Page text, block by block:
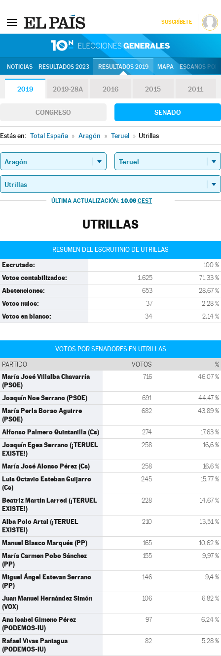
SUSCRÍBETE
NOTICIAS RESULTADOS 2023 RESULTADOS 2019 MAPA ESCAÑOS
2019 2019-28A 2016 2015 2011
CONGRESO SENADO
Estás en: Total España » Aragón » Teruel » Utrillas
ÚLTIMA ACTUALIZACIÓN: 10.09 CEST
UTRILLAS
RESUMEN DEL ESCRUTINIO DE UTRILLAS
Escrutado: 100 %
Votos contabilizados: 1.625 71,33 %
Abstenciones: 653 28,67 %
Votos nulos: 37 2,28 %
Votos en blanco: 34 2,14 %
VOTOS POR SENADORES EN UTRILLAS
PARTIDO VOTOS %
María José Villalba Chavarría
(PSOE)
716 46,07 %
Joaquín Noe Serrano (PSOE) 691 44,47 %
María Perla Borao Aguirre
(PSOE)
682 43,89 %
Alfonso Palmero Quintanilla (Cs) 274 17,63 %
Joaquín Egea Serrano (¡TERUEL
EXISTE!)
258 16,6 %
María José Alonso Pérez (Cs) 258 16,6 %
Luis Octavio Esteban Guijarro
(Cs)
245 15,77 %
Beatriz Martín Larred (¡TERUEL
EXISTE!)
228 14,67 %
Alba Polo Artal (¡TERUEL
EXISTE!)
210 13,51 %
Manuel Blasco Marqués (PP) 165 10,62 %
María Carmen Pobo Sánchez
(PP)
155 9,97 %
Miguel Ángel Estevan Serrano
(PP)
146 9,4 %
Juan Manuel Hernández Simón
(VOX)
106 6,82 %
Ana Isabel Gimeno Pérez
(PODEMOS-IU)
97 6,24 %
Rafael Vivas Paniagua
(PODEMOS-IU)
82 5,28 %